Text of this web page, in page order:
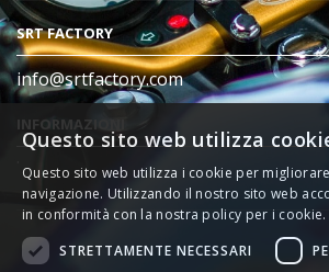
SRT FACTORY
info@srtfactory.com
INFORMAZIONI
Questo sito web utilizza
Questo sito web utilizza i cookie per
navigazione. Utilizzando il nostro sito web
in conformità con la nostra policy per i cookie.
STRETTAMENTE NECESSARI